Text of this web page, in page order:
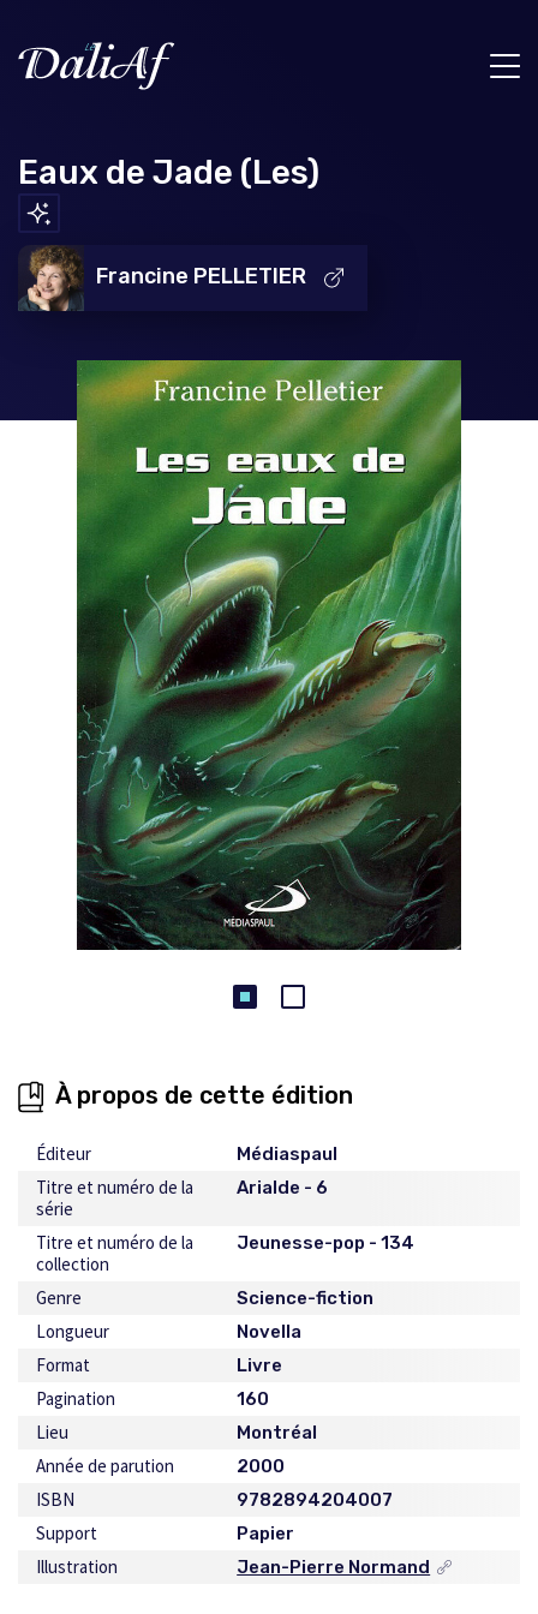
Eaux de Jade (Les)
Francine PELLETIER
À propos de cette édition
Éditeur Médiaspaul
Titre et numéro de la
série
Arialde - 6
Titre et numéro de la
collection
Jeunesse-pop - 134
Genre Science-fiction
Longueur Novella
Format Livre
Pagination 160
Lieu Montréal
Année de parution 2000
ISBN 9782894204007
Support Papier
Illustration Jean-Pierre Normand
Ce